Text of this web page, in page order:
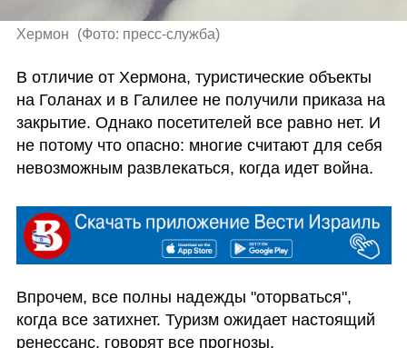
Хермон (Фото: пресс-служба)
В отличие от Хермона, туристические объекты
на Голанах и в Галилее не получили приказа на
закрытие. Однако посетителей все равно нет. И
не потому что опасно: многие считают для себя
невозможным развлекаться, когда идет война.
Впрочем, все полны надежды "оторваться",
когда все затихнет. Туризм ожидает настоящий
ренессанс, говорят все прогнозы.